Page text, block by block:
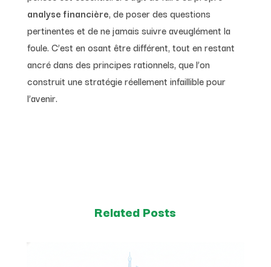
analyse financière, de poser des questions
pertinentes et de ne jamais suivre aveuglément la
foule. C’est en osant être différent, tout en restant
ancré dans des principes rationnels, que l’on
construit une stratégie réellement infaillible pour
l’avenir.
Related Posts